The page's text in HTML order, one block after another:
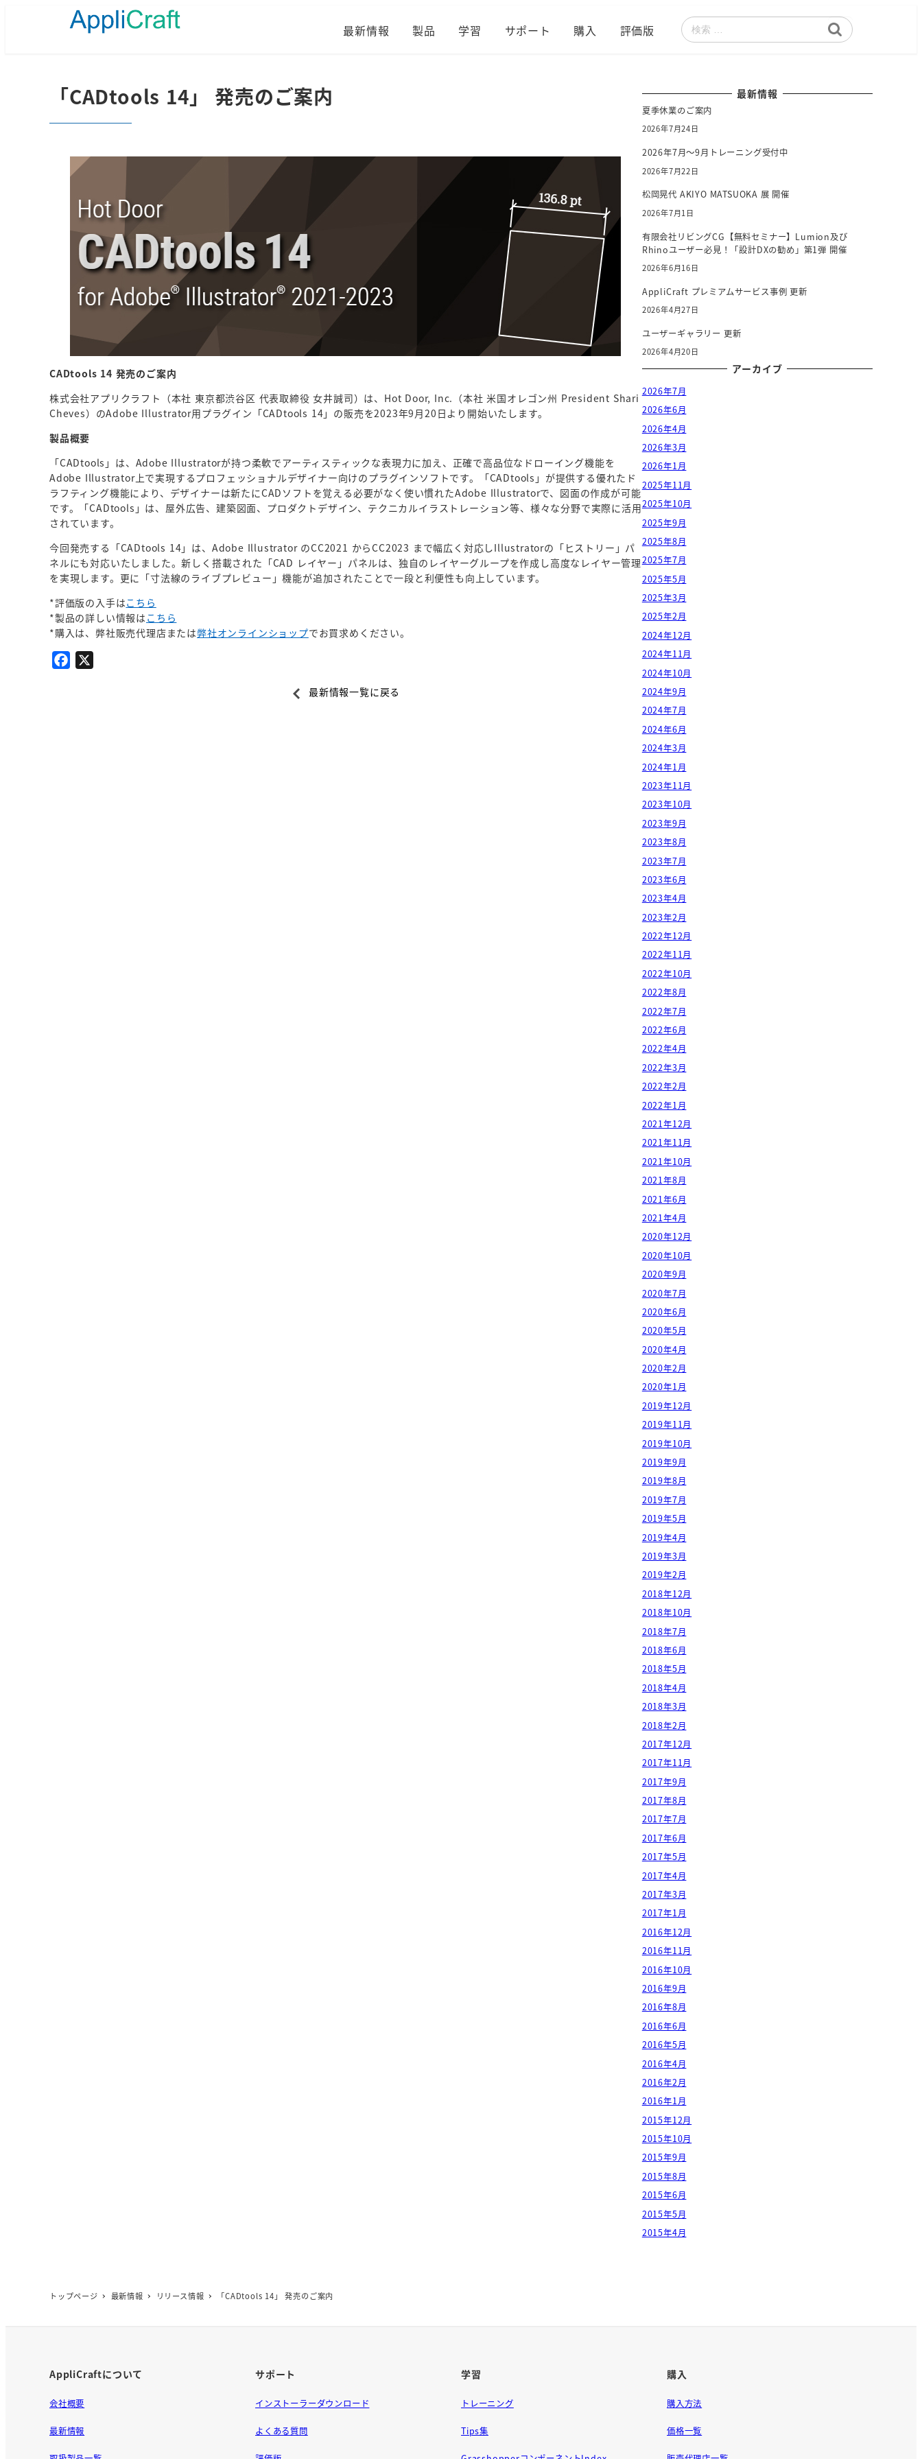
最新情報 製品 学習 サポート 購入 評価版
検
「CADtools 14」 発売のご案内
CADtools 14 発売のご案内
株式会社アプリクラフト（本社 東京都渋谷区 代表取締役 女井誠司）は、Hot Door, Inc.（本社 米国オレゴン州 President Shari
Cheves）のAdobe Illustrator用プラグイン「CADtools 14」の販売を2023年9月20日より開始いたします。
製品概要
「CADtools」は、Adobe Illustratorが持つ柔軟でアーティスティックな表現力に加え、正確で高品位なドローイング機能を
Adobe Illustrator上で実現するプロフェッショナルデザイナー向けのプラグインソフトです。「CADtools」が提供する優れたド
ラフティング機能により、デザイナーは新たにCADソフトを覚える必要がなく使い慣れたAdobe Illustratorで、図面の作成が可能
です。「CADtools」は、屋外広告、建築図面、プロダクトデザイン、テクニカルイラストレーション等、様々な分野で実際に活用
されています。
今回発売する「CADtools 14」は、Adobe Illustrator のCC2021 からCC2023 まで幅広く対応しIllustratorの「ヒストリー」パ
ネルにも対応いたしました。新しく搭載された「CAD レイヤー」パネルは、独自のレイヤーグループを作成し高度なレイヤー管理
を実現します。更に「寸法線のライブプレビュー」機能が追加されたことで一段と利便性も向上しています。
*評価版の入手はこちら
*製品の詳しい情報は こちら
*購入は、弊社販売代理店または弊社オンラインショップでお買求めください。
最新情報一覧に戻る
最新情報
夏季休業のご案内
2026年7月24日
2026年7月～9月トレーニング受付中
2026年7月22日
松岡晃代 AKIYO MATSUOKA 展 開催
2026年7月1日
有限会社リビングCG【無料セミナー】Lumion及び
Rhinoユーザー必見！「設計DXの勧め」第1弾 開催
2026年6月16日
AppliCraft プレミアムサービス事例 更新
2026年4月27日
ユーザーギャラリー 更新
2026年4月20日
アーカイブ
2026年7月
2026年6月
2026年4月
2026年3月
2026年1月
2025年11月
2025年10月
2025年9月
2025年8月
2025年7月
2025年5月
2025年3月
2025年2月
2024年12月
2024年11月
2024年10月
2024年9月
2024年7月
2024年6月
2024年3月
2024年1月
2023年11月
2023年10月
2023年9月
2023年8月
2023年7月
2023年6月
2023年4月
2023年2月
2022年12月
2022年11月
2022年10月
2022年8月
2022年7月
2022年6月
2022年4月
2022年3月
2022年2月
2022年1月
2021年12月
2021年11月
2021年10月
2021年8月
2021年6月
2021年4月
2020年12月
2020年10月
2020年9月
2020年7月
2020年6月
2020年5月
2020年4月
2020年2月
2020年1月
2019年12月
2019年11月
2019年10月
2019年9月
2019年8月
2019年7月
2019年5月
2019年4月
2019年3月
2019年2月
2018年12月
2018年10月
2018年7月
2018年6月
2018年5月
2018年4月
2018年3月
2018年2月
2017年12月
2017年11月
2017年9月
2017年8月
2017年7月
2017年6月
2017年5月
2017年4月
2017年3月
2017年1月
2016年12月
2016年11月
2016年10月
2016年9月
2016年8月
2016年6月
2016年5月
2016年4月
2016年2月
2016年1月
2015年12月
2015年10月
2015年9月
2015年8月
2015年6月
2015年5月
2015年4月
トップページ 最新情報 リリース情報 「CADtools 14」 発売のご案内
AppliCraftについて
会社概要
最新情報
サポート
インストーラーダウンロード
よくある質問
学習
トレーニング
Tips集
購入
購入方法
価格一覧